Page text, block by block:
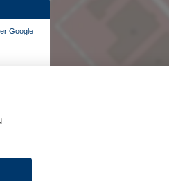
Google